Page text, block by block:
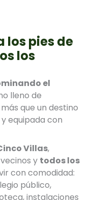
los pies de
los
el
lleno de
que un destino
equipada con
Villas,
y todos los
con comodidad:
público,
instalaciones